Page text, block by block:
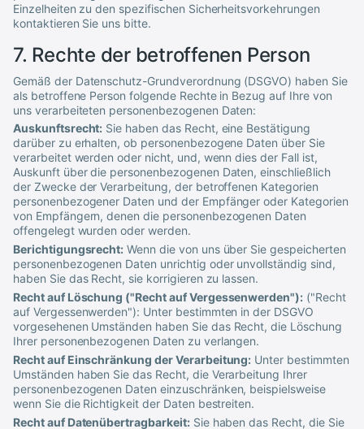
Einzelheiten zu den spezifischen Sicherheitsvorkehrungen
kontaktieren Sie uns bitte.
7. Rechte der betroffenen Person
Gemäß der Datenschutz-Grundverordnung (DSGVO) haben Sie
als betroffene Person folgende Rechte in Bezug auf Ihre von
uns verarbeiteten personenbezogenen Daten:
Auskunftsrecht: Sie haben das Recht, eine Bestätigung
darüber zu erhalten, ob personenbezogene Daten über Sie
verarbeitet werden oder nicht, und, wenn dies der Fall ist,
Auskunft über die personenbezogenen Daten, einschließlich
der Zwecke der Verarbeitung, der betroffenen Kategorien
personenbezogener Daten und der Empfänger oder Kategorien
von Empfängern, denen die personenbezogenen Daten
offengelegt wurden oder werden.
Berichtigungsrecht: Wenn die von uns über Sie gespeicherten
personenbezogenen Daten unrichtig oder unvollständig sind,
haben Sie das Recht, sie korrigieren zu lassen.
Recht auf Löschung ("Recht auf Vergessenwerden"): ("Recht
auf Vergessenwerden"): Unter bestimmten in der DSGVO
vorgesehenen Umständen haben Sie das Recht, die Löschung
Ihrer personenbezogenen Daten zu verlangen.
Recht auf Einschränkung der Verarbeitung: Unter bestimmten
Umständen haben Sie das Recht, die Verarbeitung Ihrer
personenbezogenen Daten einzuschränken, beispielsweise
wenn Sie die Richtigkeit der Daten bestreiten.
Recht auf Datenübertragbarkeit:Sie haben das Recht, die Sie